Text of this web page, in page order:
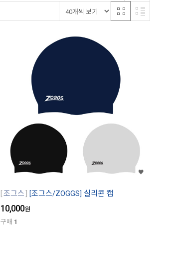
조그스 [조그스/ZOGGS] 실리콘 캡
10,000원
구매 1